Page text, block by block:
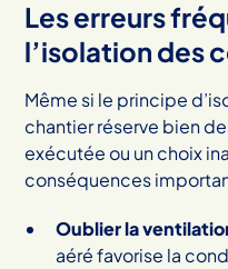
Les erreurs
l’isolation des
Même si le principe
chantier réserve bien
exécutée ou un choix
conséquences
Oublier la
aéré favorise la